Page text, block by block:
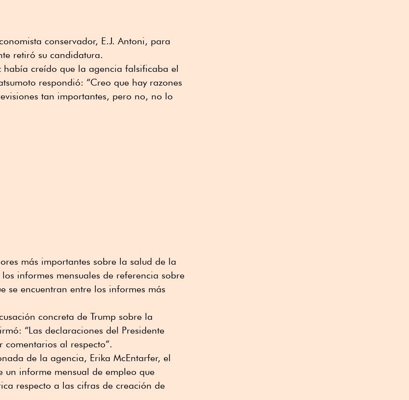
conservador, E.J. Antoni, para
retiró su candidatura.
había creído que la agencia falsificaba el
respondió: “Creo que hay razones
tan importantes, pero no, no lo
más importantes sobre la salud de la
informes mensuales de referencia sobre
encuentran entre los informes más
concreta de Trump sobre la
“Las declaraciones del Presidente
al respecto”.
de la agencia, Erika McEntarfer, el
informe mensual de empleo que
respecto a las cifras de creación de